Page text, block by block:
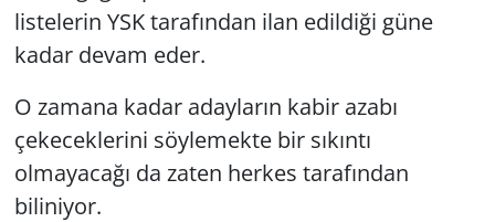
listelerin YSK tarafından ilan edildiği güne
kadar devam eder.
O zamana kadar adayların kabir azabı
çekeceklerini söylemekte bir sıkıntı
olmayacağı da zaten herkes tarafından
biliniyor.